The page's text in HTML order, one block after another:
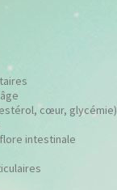
cœur, glycémie)
intestinale